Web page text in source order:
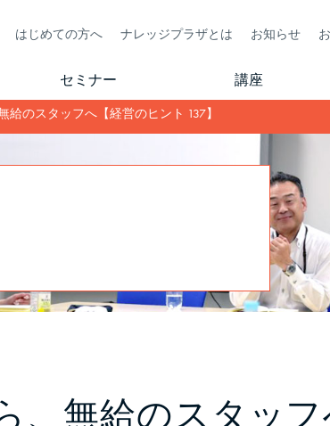
はじめての方へ ナレッジプラザとは お知らせ
セミナー 講座
給のスタッフへ【経営のヒント 137】
、無給のスタッ